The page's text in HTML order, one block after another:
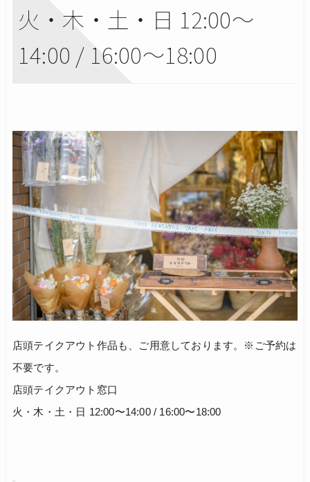
火・木・土・日 12:00〜
14:00 / 16:00〜18:00
店頭テイクアウト作品も、ご用意しております。※ご予約は
不要です。
店頭テイクアウト窓口
火・木・土・日 12:00〜14:00 / 16:00〜18:00